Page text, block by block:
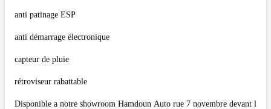
anti patinage ESP
anti démarrage électronique
capteur de pluie
rétroviseur rabattable
Disponible a notre showroom Hamdoun Auto rue 7 novembre devant l